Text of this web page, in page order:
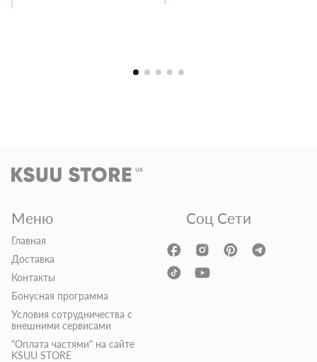
Меню
Главная
Доставка
Контакты
Бонусная программа
Условия сотрудничества с
внешними сервисами
"Оплата частями" на сайте
KSUU STORE
Соц Сети